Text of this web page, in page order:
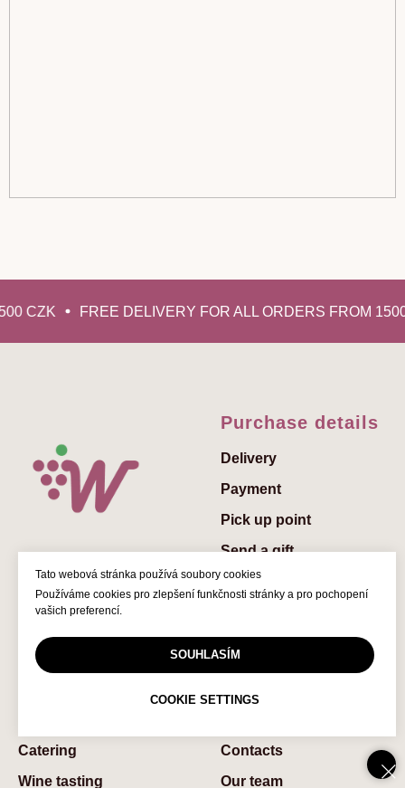
Tato webová stránka používá soubory cookies
Používáme cookies pro zlepšení funkčnosti stránky a pro pochopení
vašich preferencí.
SOUHLASÍM
COOKIE SETTINGS
CZK FREE DELIVERY FOR ALL ORDERS FROM 1500
© 2022 Winedelivery.cz
Purchase details
Delivery
Payment
Pick up point
Send a gift
Add a greeting to the
gift
Gift vouchers
Catering
Wine tasting
Contaсts
Our team